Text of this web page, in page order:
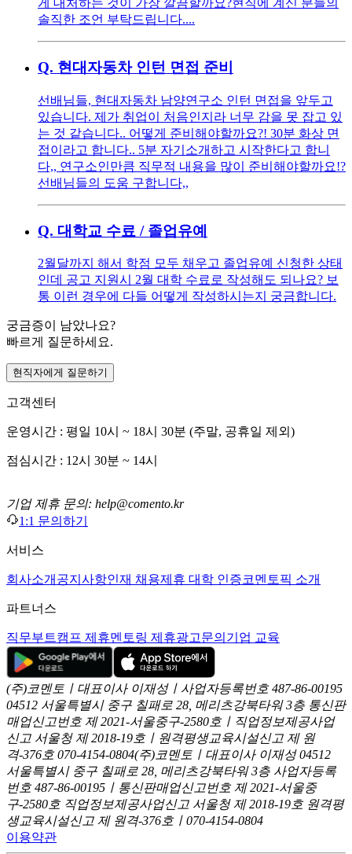
게 대처하는 것이 가장 깔끔할까요? ​현직에 계신 분들의
솔직한 조언 부탁드립니다....
Q. 현대자동차 인턴 면접 준비
선배님들, 현대자동차 남양연구소 인턴 면접을 앞두고
있습니다. 제가 취업이 처음인지라 너무 감을 못 잡고 있
는 것 같습니다.. 어떻게 준비해야할까요?! 30분 화상 면
접이라고 합니다.. 5분 자기소개하고 시작한다고 합니
다,, 연구소인만큼 직무적 내용을 많이 준비해야할까요!?
선배님들의 도움 구합니다,,
Q. 대학교 수료 / 졸업유예
2월달까지 해서 학점 모두 채우고 졸업유예 신청한 상태
인데 공고 지원시 2월 대학 수료로 작성해도 되나요? 보
통 이런 경우에 다들 어떻게 작성하시는지 궁금합니다.
궁금증이 남았나요?
빠르게 질문하세요.
현직자에게 질문하기
고객센터
운영시간 : 평일 10시 ~ 18시 30분 (주말, 공휴일 제외)
점심시간 : 12시 30분 ~ 14시
기업 제휴 문의: help@comento.kr
1:1 문의하기
서비스
회사소개 공지사항인재 채용제휴 대학 인증코멘토픽 소개
파트너스
직무부트캠프 제휴멘토링 제휴광고문의 기업 교육
(주)코멘토ㅣ대표이사 이재성ㅣ사업자등록번호 487-86-00195
04512 서울특별시 중구 칠패로 28, 메리츠강북타워 3층 통신판
매업신고번호 제 2021-서울중구-2580호ㅣ직업정보제공사업
신고 서울청 제 2018-19호ㅣ원격평생교육시설신고 제 원
격-376호 070-4154-0804(주)코멘토ㅣ대표이사 이재성 04512
서울특별시 중구 칠패로 28, 메리츠강북타워 3층 사업자등록
번호 487-86-00195ㅣ통신판매업신고번호 제 2021-서울중
구-2580호 직업정보제공사업신고 서울청 제 2018-19호 원격평
생교육시설신고 제 원격-376호ㅣ070-4154-0804
이용약관